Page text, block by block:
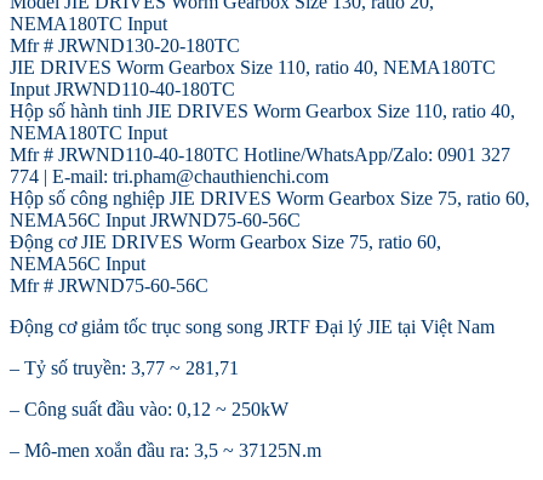
NEMA180TC Input
Mfr # JRWND130-20-180TC
JIE DRIVES Worm Gearbox Size 110, ratio 40, NEMA180TC
Input JRWND110-40-180TC
Hộp số hành tinh JIE DRIVES Worm Gearbox Size 110, ratio 40,
NEMA180TC Input
Mfr # JRWND110-40-180TC Hotline/WhatsApp/Zalo: 0901 327
774 | E-mail: tri.pham@chauthienchi.com
Hộp số công nghiệp JIE DRIVES Worm Gearbox Size 75, ratio 60,
NEMA56C Input JRWND75-60-56C
Động cơ JIE DRIVES Worm Gearbox Size 75, ratio 60,
NEMA56C Input
Mfr # JRWND75-60-56C
Động cơ giảm tốc trục song song JRTF Đại lý JIE tại Việt Nam
– Tỷ số truyền: 3,77 ~ 281,71
– Công suất đầu vào: 0,12 ~ 250kW
– Mô-men xoắn đầu ra: 3,5 ~ 37125N.m